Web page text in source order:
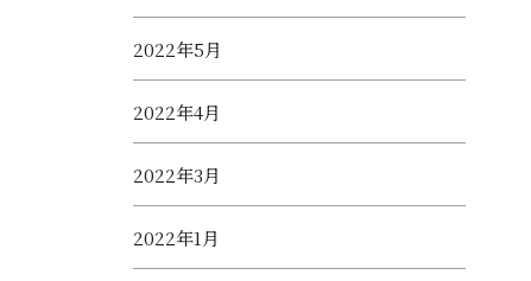
2022年5月
2022年4月
2022年3月
2022年1月